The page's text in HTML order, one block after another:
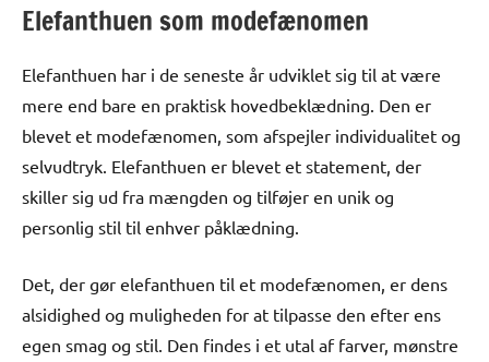
Elefanthuen som modefænomen
Elefanthuen har i de seneste år udviklet sig til at være
mere end bare en praktisk hovedbeklædning. Den er
blevet et modefænomen, som afspejler individualitet og
selvudtryk. Elefanthuen er blevet et statement, der
skiller sig ud fra mængden og tilføjer en unik og
personlig stil til enhver påklædning.
Det, der gør elefanthuen til et modefænomen, er dens
alsidighed og muligheden for at tilpasse den efter ens
egen smag og stil. Den findes i et utal af farver, mønstre